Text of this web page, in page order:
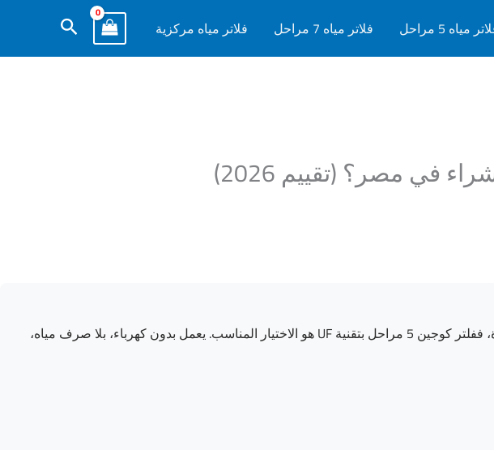
مياه 5 مراحل فلاتر مياه 7 مراحل فلاتر مياه مركزية البحث
إذا كانت نسبة الأملاح في مياه منزلك أقل من 300 TDS وتريد إزالة البكتيريا دون سحب المعادن الطبيعية المفيدة، ففلتر كوجين 5 مراحل بتقنية UF هو الاختيار المناسب. يعمل بدون كهرباء، بلا صرف مياه،